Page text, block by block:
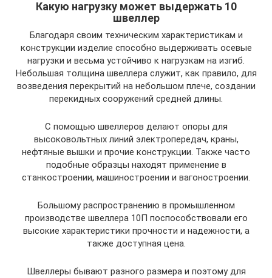
Какую нагрузку может выдержать 10
швеллер
Благодаря своим техническим характеристикам и
конструкции изделие способно выдерживать осевые
нагрузки и весьма устойчиво к нагрузкам на изгиб.
Небольшая толщина швеллера служит, как правило, для
возведения перекрытий на небольшом плече, создании
перекидных сооружений средней длины.
С помощью швеллеров делают опоры для
высоковольтных линий электропередач, краны,
нефтяные вышки и прочие конструкции. Также часто
подобные образцы находят применение в
станкостроении, машиностроении и вагоностроении.
Большому распространению в промышленном
производстве швеллера 10П поспособствовали его
высокие характеристики прочности и надежности, а
также доступная цена.
Швеллеры бывают разного размера и поэтому для